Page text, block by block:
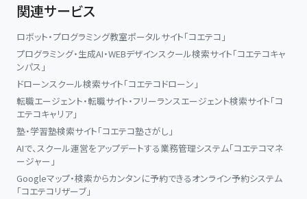
ピアノを通して、身体の可能性に気づき、音の聴き方を深め、自分の
中に眠っていた力を引き出していくこと。
「常に新しい自分に出会う」
ピアノを学ぶ方にも、身体や感性の可能性を広げたい方にも。
このスクールは、今までの学び方では届かなかった領域へ進むため
関連サービス
ロボット・プログラミング教室ポータルサイト「コエテコ」
プログラミング・生成AI・WEBデザインスクール検索サイト「コエテコキャ
ンパス」
ドローンスクール検索サイト「コエテコドローン」
転職エージェント・転職サイト・フリーランスエージェント検索サイト「コ
エテコキャリア」
塾・学習塾検索サイト「コエテコ塾さがし」
AIで、スクール運営をアップデートする業務管理システム「コエテコマネ
ージャー」
Googleマップ・検索からカンタンに予約できるオンライン予約システム
「コエテコリザーブ」